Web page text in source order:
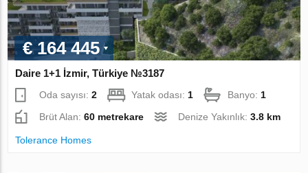
€ 164 445
Daire 1+1 İzmir, Türkiye №3187
Oda sayısı:2 Yatak odası: 1 Banyo: 1
Brüt Alan:60 metrekare Denize Yakınlık:3.8 km
Tolerance Homes